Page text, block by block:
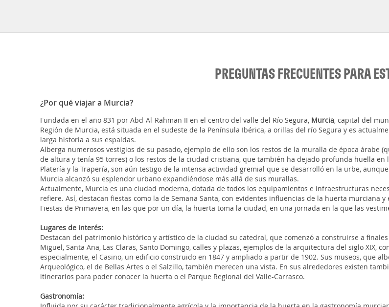
PREGUNTAS FRECUENTES PARA
¿Por qué viajar a Murcia?
Fundada en el año 831 por Abd-Al-Rahman II en el centro del valle del Río Segura, Murcia, capital del
Región de Murcia, está situada en el sudeste de la Península Ibérica, a orillas del río Segura y es
larga historia a sus espaldas.
Alberga numerosos vestigios de su pasado, ejemplo de ello son los restos de la muralla de época árabe
de altura y tenía 95 torres) o los restos de la ciudad cristiana, que también ha dejado profunda huella
Platería y la Trapería, son aún testigo de la intensa actividad gremial que se desarrolló en la urbe,
Murcia alcanzó su esplendor urbano expandiéndose más allá de sus murallas.
Actualmente, Murcia es una ciudad moderna, dotada de todos los equipamientos e infraestructuras
refiere. Así, destacan fiestas como la de Semana Santa, con evidentes influencias de la huerta murciana
Fiestas de Primavera, en las que por un día, la huerta toma la ciudad, en una jornada en la que las
Lugares de interés:
Destacan del patrimonio histórico y artístico de la ciudad su catedral, que comenzó a construirse a
Miguel, Santa Ana, Las Claras, Santo Domingo, calles y plazas, ejemplos de la arquitectura del siglo XIX,
especialmente, el Casino, un edificio construido en 1847 y ampliado a partir de 1902. Sus museos, que
Arqueológico, el de Bellas Artes o el Salzillo, también merecen una vista. En sus alrededores existen
itinerarios para poder conocer la huerta o el Parque Regional del Valle-Carrasco.
Gastronomía: